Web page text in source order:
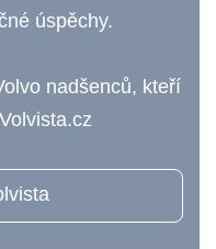
úspěchy.
nadšenců, kteří